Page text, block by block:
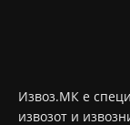
Извоз.МК е
извозот и